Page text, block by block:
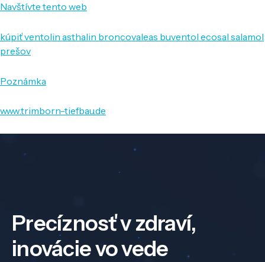
Navštívte tento web
kúpiť ventolin asthalin broncovaleas buventol ecosal salamol
prešov
Poznámka
www.trimborn-tiefbau.de
Precíznosť v zdraví,
inovácie vo vede